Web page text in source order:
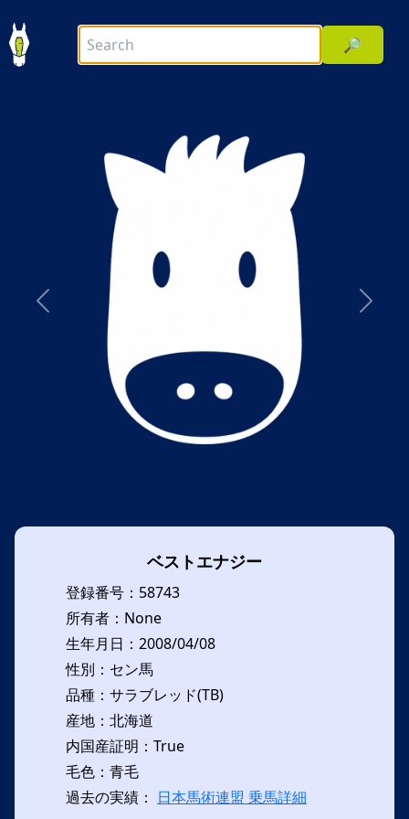
🔎
前へ 次へ
ベストエナジー
登録番号：58743
所有者：None
生年月日：2008/04/08
性別：セン馬
品種：サラブレッド(TB)
産地：北海道
内国産証明：True
毛色：青毛
過去の実績： 日本馬術連盟 乗馬詳細